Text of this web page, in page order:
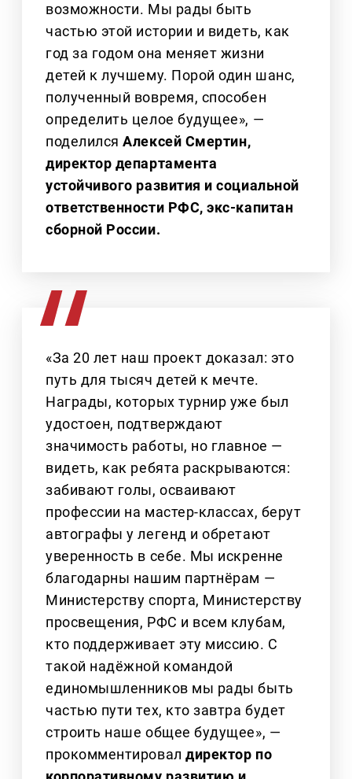
возможности. Мы рады быть
частью этой истории и видеть, как
год за годом она меняет жизни
детей к лучшему. Порой один шанс,
полученный вовремя, способен
определить целое будущее», —
поделилсяАлексей Смертин,
директор департамента
устойчивого развития и социальной
ответственности РФС, экс-капитан
сборной России.
«За 20 лет наш проект доказал: это
путь для тысяч детей к мечте.
Награды, которых турнир уже был
удостоен, подтверждают
значимость работы, но главное —
видеть, как ребята раскрываются:
забивают голы, осваивают
профессии на мастер‑классах, берут
автографы у легенд и обретают
уверенность в себе. Мы искренне
благодарны нашим партнёрам —
Министерству спорта, Министерству
просвещения, РФС и всем клубам,
кто поддерживает эту миссию. С
такой надёжной командой
единомышленников мы рады быть
частью пути тех, кто завтра будет
строить наше общее будущее», —
прокомментировалдиректор по